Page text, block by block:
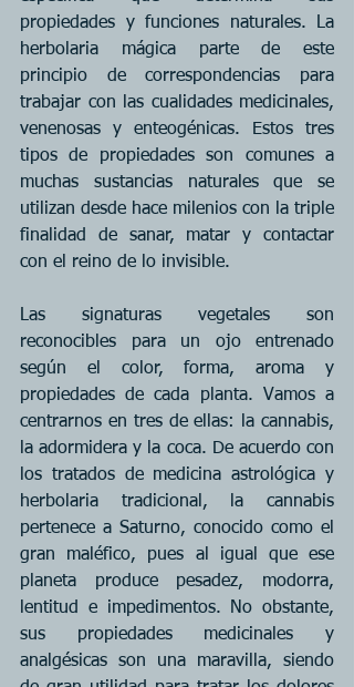
propiedades y funciones naturales. La
herbolaria mágica parte de este
principio de correspondencias para
trabajar con las cualidades medicinales,
venenosas y enteogénicas. Estos tres
tipos de propiedades son comunes a
muchas sustancias naturales que se
utilizan desde hace milenios con la triple
finalidad de sanar, matar y contactar
con el reino de lo invisible.
Las signaturas vegetales son
reconocibles para un ojo entrenado
según el color, forma, aroma y
propiedades de cada planta. Vamos a
centrarnos en tres de ellas: la cannabis,
la adormidera y la coca. De acuerdo con
los tratados de medicina astrológica y
herbolaria tradicional, la cannabis
pertenece a Saturno, conocido como el
gran maléfico, pues al igual que ese
planeta produce pesadez, modorra,
lentitud e impedimentos. No obstante,
sus propiedades medicinales y
analgésicas son una maravilla, siendo